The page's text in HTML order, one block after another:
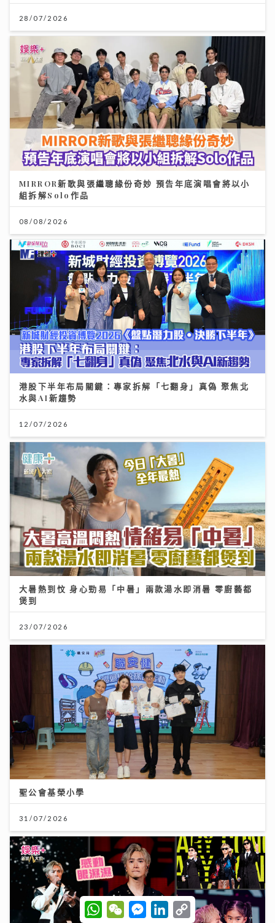
28/07/2026
MIRROR新歌與張繼聰緣份奇妙 預告年底演唱會將以小
組拆解Solo作品
08/08/2026
港股下半年布局關鍵：專家拆解「七翻身」真偽 聚焦北
水與AI新趨勢
12/07/2026
大暑熱到忟 身心勁易「中暑」兩款湯水即消暑 零廚藝都
煲到
23/07/2026
聖公會基榮小學
31/07/2026
W
h
W
e
M
e
L
C
o